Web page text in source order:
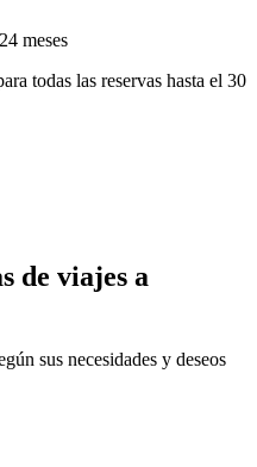
meses
todas las reservas hasta el 30
de viajes a
sus necesidades y deseos